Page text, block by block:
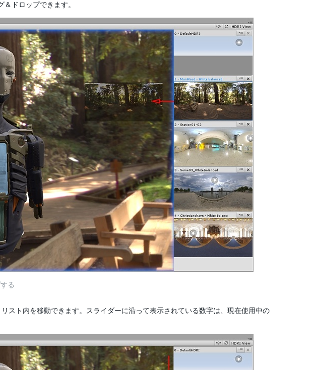
＆ドロップできます。
る
リスト内を移動できます。スライダーに沿って表示されている数字は、現在使用中の